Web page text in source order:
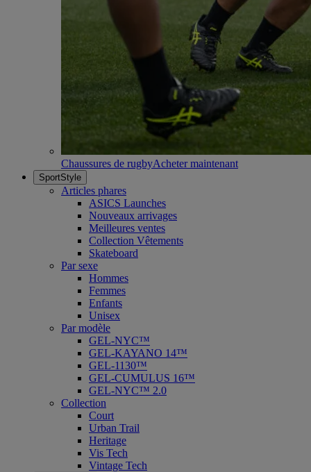
Chaussures de rugbyAcheter maintenant
SportStyle
Articles phares
ASICS Launches
Nouveaux arrivages
Meilleures ventes
Collection Vêtements
Skateboard
Par sexe
Hommes
Femmes
Enfants
Unisex
Par modèle
GEL-NYC™
GEL-KAYANO 14™
GEL-1130™
GEL-CUMULUS 16™
GEL-NYC™ 2.0
Collection
Court
Urban Trail
Heritage
Vis Tech
Vintage Tech